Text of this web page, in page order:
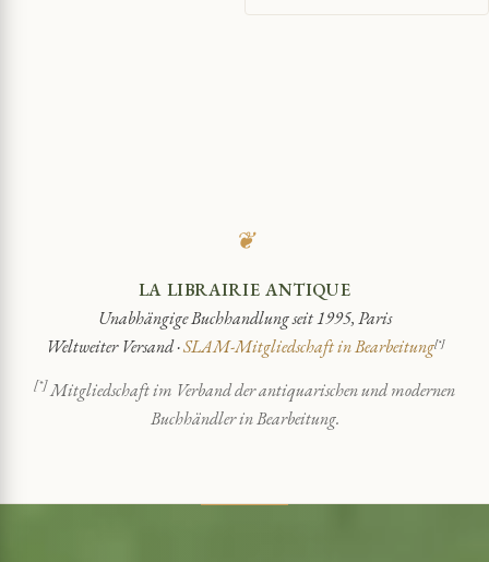
❦
LA LIBRAIRIE ANTIQUE
Unabhängige Buchhandlung seit 1995, Paris
Weltweiter Versand ·SLAM-Mitgliedschaft in Bearbeitung[*]
[*]Mitgliedschaft im Verband der antiquarischen und modernen
Buchhändler in Bearbeitung.